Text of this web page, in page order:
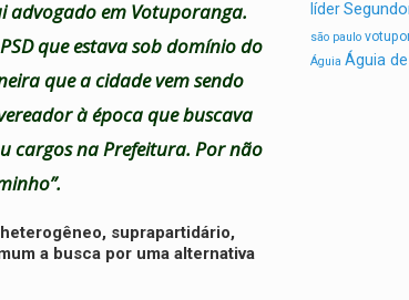
advogado em Votuporanga.
que estava sob domínio do
que a cidade vem sendo
à época que buscava
cargos na Prefeitura. Por não
suprapartidário,
a busca por uma alternativa
líder
são paulo
Águia Águia